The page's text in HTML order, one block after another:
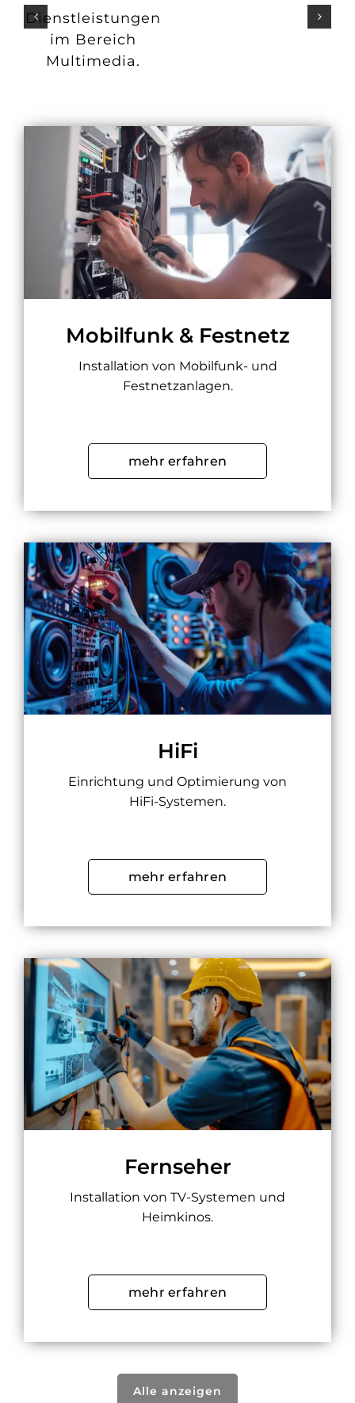
Dienstleistungen
im Bereich
Multimedia.
Mobilfunk & Festnetz
Installation von Mobilfunk- und
Festnetzanlagen.
mehr erfahren
HiFi
Einrichtung und Optimierung von
HiFi-Systemen.
mehr erfahren
Fernseher
Installation von TV-Systemen und
Heimkinos.
mehr erfahren
Alle anzeigen